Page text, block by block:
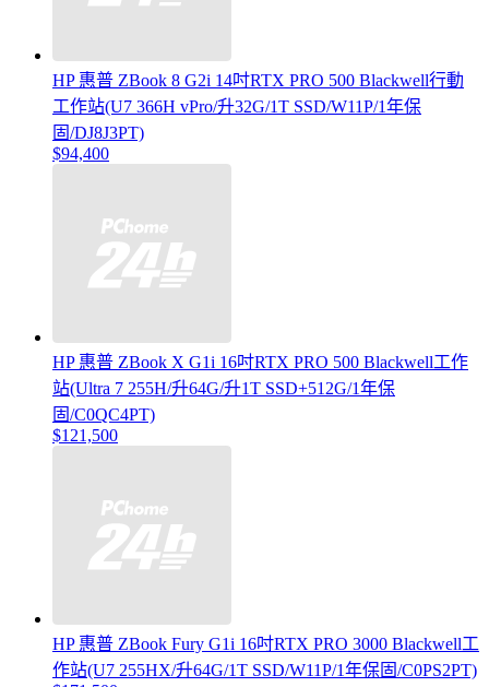
HP 惠普 ZBook 8 G2i 14吋RTX PRO 500 Blackwell行動
工作站(U7 366H vPro/升32G/1T SSD/W11P/1年保
固/DJ8J3PT)
$94,400
HP 惠普 ZBook X G1i 16吋RTX PRO 500 Blackwell工作
站(Ultra 7 255H/升64G/升1T SSD+512G/1年保
固/C0QC4PT)
$121,500
HP 惠普 ZBook Fury G1i 16吋RTX PRO 3000 Blackwell工
作站(U7 255HX/升64G/1T SSD/W11P/1年保固/C0PS2PT)